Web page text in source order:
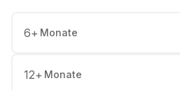
6+ Monate
12+ Monate